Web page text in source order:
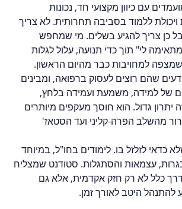
עם כיוון מקצועי חד, נכונות
ללמוד בסביבה תחרותית. לא צריך
כן צריך להגיע בשלים. מי שמחפש
לי" תוך כדי תנועה, עלול לגלות
למחויבות כבר מהיום הראשון.
שהם רוצים לעסוק ברפואה, ומבינים
של למידה, משמעת ועמידה בלחץ,
יתרון גדול. הוא חוסך מעקפים מיותרים
מהשלב הפרה-קליני ועד הסטאז'
כדאי לזלזל בו. לימודים בחו"ל, במיוחד
עצמאות והסתגלות. סטודנט שמצליח
כלל לא רק חזק אקדמית, אלא גם
להתנהל היטב לאורך זמן.